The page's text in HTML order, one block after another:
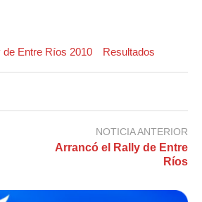
de Entre Ríos 2010 Resultados
NOTICIA ANTERIOR
Arrancó el Rally de Entre
Ríos